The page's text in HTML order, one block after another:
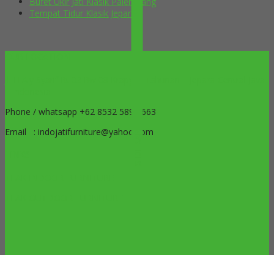
Tempat Tidur Klasik Jepara
SIDEBAR
Phone / whatsapp +62 8532 5899 663
Email : indojatifurniture@yahoo.com